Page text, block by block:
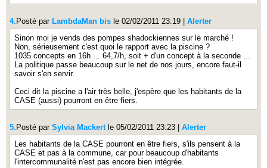
4. Posté par LambdaMan bis le 02/02/2011 23:19
Alerter
Sinon moi je vends des pompes shadockiennes sur le marché !
Non, sérieusement c'est quoi le rapport avec la piscine ?
1035 concepts en 16h ... 64,7/h, soit + d'un concept à la seconde ...
La politique passe beaucoup sur le net de nos jours, encore faut-il
savoir s'en servir.
Ceci dit la piscine a l'air très belle, j'espère que les habitants de la
CASE (aussi) pourront en être fiers.
5. Posté par Sylvia Mackert le 05/02/2011 23:23
Alerter
Les habitants de la CASE pourront en être fiers, s'ils pensent à la
CASE et pas à la commune, car pour beaucoup d'habitants
l'intercommunalité n'est pas encore bien intégrée.